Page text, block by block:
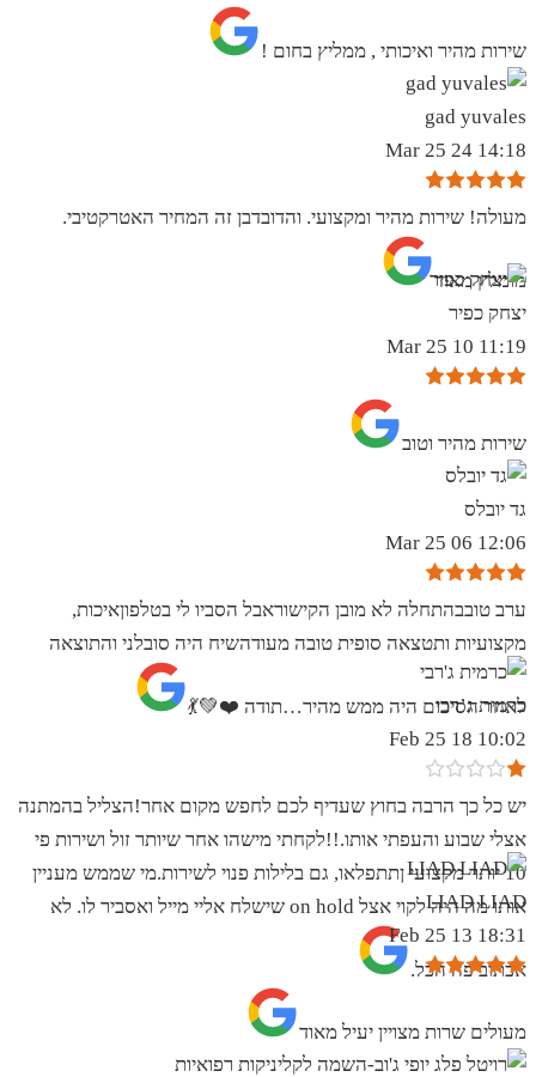
שירות מהיר ואיכותי , ממליץ בחום !
gad yuvales
14:18 24 Mar 25
מעולה! שירות מהיר ומקצועי. והדובדבן זה המחיר האטרקטיבי.
מומלץ מאוד
יצחק כפיר
11:19 10 Mar 25
שירות מהיר וטוב
גד יובלס
12:06 06 Mar 25
ערב טובבהתחלה לא מובן הקישוראבל הסביו לי בטלפוןאיכות,
מקצועיות ותטצאה סופית טובה מעודהשיח היה סובלני והתוצאה
לאחר הסיכום היה ממש מהיר…תודה ❤️💚💃
כרמית ג’רבי
10:02 18 Feb 25
יש כל כך הרבה בחוץ שעדיף לכם לחפש מקום אחר!הצליל בהמתנה
אצלי שבוע והעפתי אותו.!!לקחתי מישהו אחר שיותר זול ושירות פי
10 יותר מקצועי ןתתפלאו, גם בלילות פנוי לשירות.מי שממש מעניין
אותו מה היה לקוי אצל on hold שישלח אליי מייל ואסביר לו. לא
אכתוב פה הכל.
LIAD LIAD
18:31 13 Feb 25
מעולים שרות מצויין יעיל מאוד